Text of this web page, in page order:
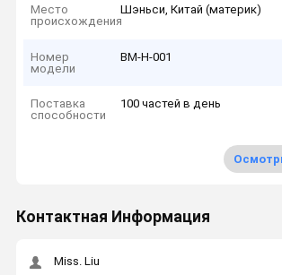
Место
происхождения
Шэньси, Китай (материк)
Номер
модели
ВМ-Н-001
Поставка
способности
100 частей в день
Контактная Информация
Miss. Liu